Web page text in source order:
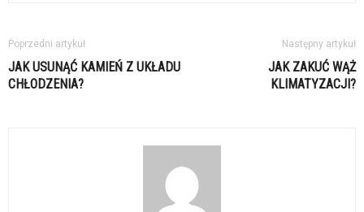
Poprzedni artykuł
JAK USUNĄĆ KAMIEŃ Z UKŁADU
CHŁODZENIA?
Następny artykuł
JAK ZAKUĆ WĄŻ
KLIMATYZACJI?